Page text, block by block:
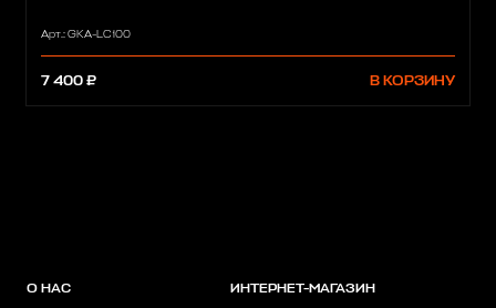
Арт.: GKA-LC100
7 400 ₽ В КОРЗИНУ
О НАС ИНТЕРНЕТ-МАГАЗИН